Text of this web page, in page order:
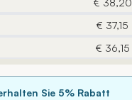
€ 37,15
€ 36,15
Sie 5% Rabatt